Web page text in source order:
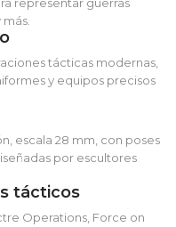
tácticas modernas,
y equipos precisos
escala 28 mm, con poses
por escultores
tácticos
Operations, Force on